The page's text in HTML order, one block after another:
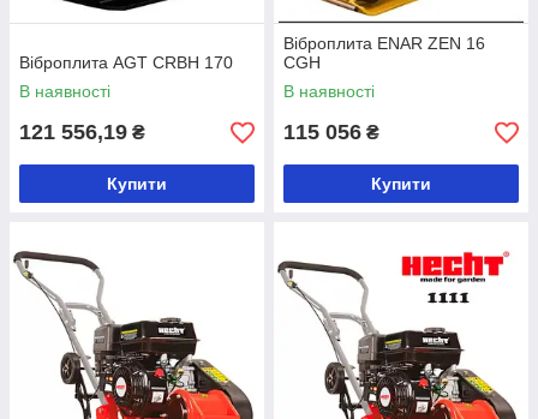
Віброплита AGT CRBH 170
В наявності
121 556,19 ₴
Купити
Віброплита ENAR ZEN 16
CGH
В наявності
115 056 ₴
Купити